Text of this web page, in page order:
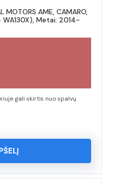
MOTORS AME, CAMARO,
WA130X), Metai: 2014-
gali skirtis nuo spalvų